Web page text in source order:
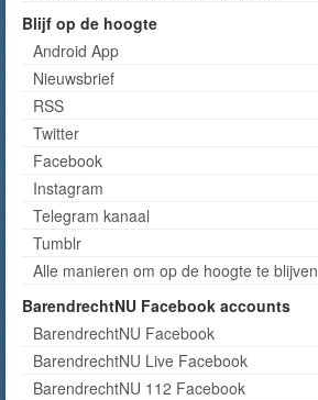
Blijf op de hoogte
Android App
Nieuwsbrief
RSS
Twitter
Facebook
Instagram
Telegram kanaal
Tumblr
Alle manieren om op de hoogte te blijven
BarendrechtNU Facebook accounts
BarendrechtNU Facebook
BarendrechtNU Live Facebook
BarendrechtNU 112 Facebook